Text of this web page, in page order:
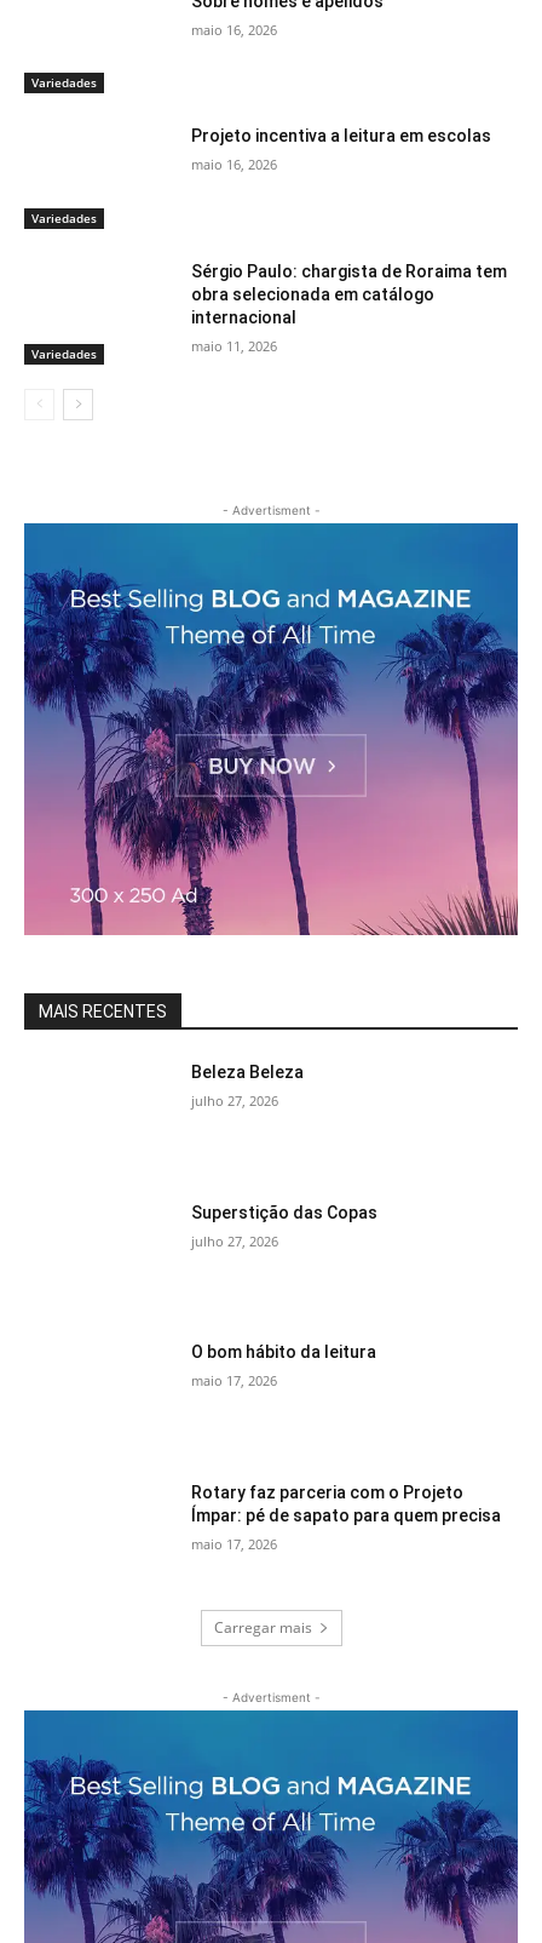
Variedades
maio 16, 2026
Variedades
Projeto incentiva a leitura em escolas
maio 16, 2026
Variedades
Sérgio Paulo: chargista de Roraima tem
obra selecionada em catálogo
internacional
maio 11, 2026
- Advertisment -
MAIS RECENTES
Beleza Beleza
julho 27, 2026
Superstição das Copas
julho 27, 2026
O bom hábito da leitura
maio 17, 2026
Rotary faz parceria com o Projeto
Ímpar: pé de sapato para quem precisa
maio 17, 2026
Carregar mais
- Advertisment -